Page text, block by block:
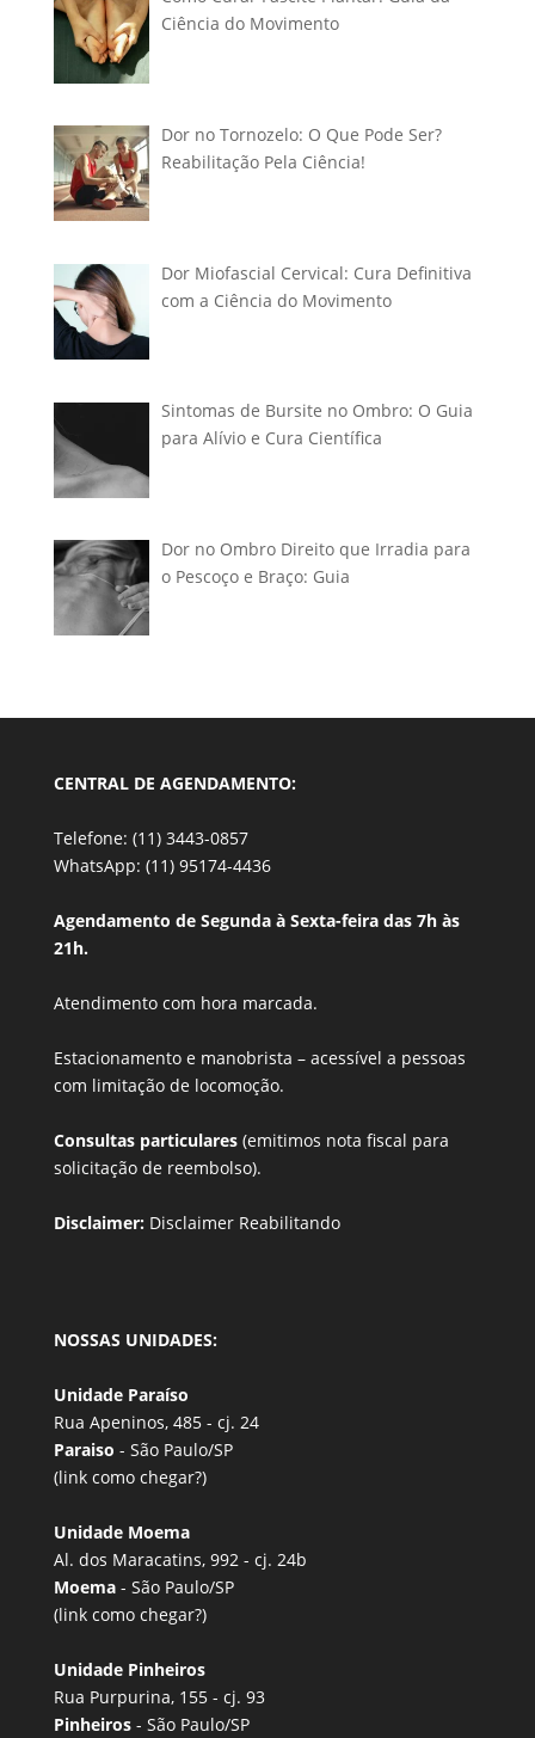
Ciência do Movimento
Dor no Tornozelo: O Que Pode Ser?
Reabilitação Pela Ciência!
Dor Miofascial Cervical: Cura Definitiva
com a Ciência do Movimento
Sintomas de Bursite no Ombro: O Guia
para Alívio e Cura Científica
Dor no Ombro Direito que Irradia para
o Pescoço e Braço: Guia
CENTRAL DE AGENDAMENTO:
Telefone: (11) 3443-0857
WhatsApp: (11) 95174-4436
Agendamento de Segunda à Sexta-feira das 7h às
21h.
Atendimento com hora marcada.
Estacionamento e manobrista – acessível a pessoas
com limitação de locomoção.
Consultas particulares (emitimos nota fiscal para
solicitação de reembolso).
Disclaimer: Disclaimer Reabilitando
NOSSAS UNIDADES:
Unidade Paraíso
Rua Apeninos, 485 - cj. 24
Paraiso - São Paulo/SP
(link como chegar?)
Unidade Moema
Al. dos Maracatins, 992 - cj. 24b
Moema - São Paulo/SP
(link como chegar?)
Unidade Pinheiros
Rua Purpurina, 155 - cj. 93
Pinheiros - São Paulo/SP